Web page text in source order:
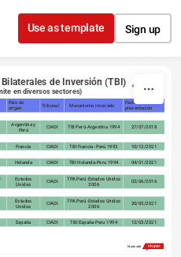
content
Use as template Sign up
de Inversión (TBI)
en diversos sectores)
País de
origen
Tribunal Mecanismo invocado Fecha
presentación
Argentina y
Perú
CIADI TBI Perú-Argentina 1994
27/07/2018
Francia CIADI TBI Francia- Perú 1993
10/12/2021
Holanda CIADI TBI Holanda-Peru 1994 04/01/2021
Estados
Unidos
CIADI
TPA Perú-Estados Unidos
2006
02/06/2016
Estados
Unidos
CIADI
TPA Perú-Estados Unidos
2006
20/05/2021
España CIADI TBI España-Peru 1994 12/03/2021
Made with